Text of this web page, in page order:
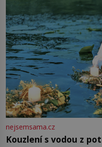
nejsemsama.cz
Kouzlení s vodou z